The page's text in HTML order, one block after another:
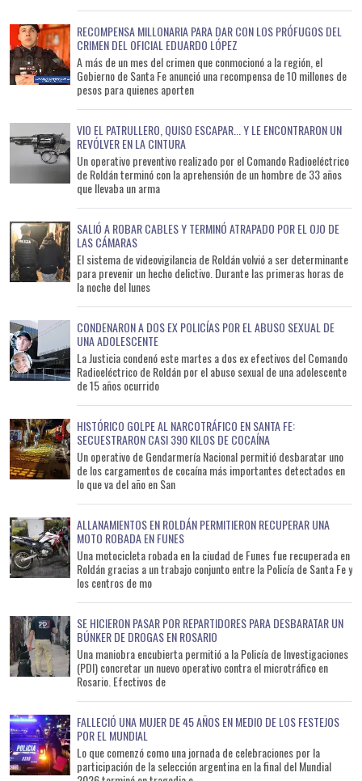
RECOMPENSA MILLONARIA PARA DAR CON LOS PRÓFUGOS DEL
CRIMEN DEL OFICIAL EDUARDO LÓPEZ
A más de un mes del crimen que conmocionó a la región, el
Gobierno de Santa Fe anunció una recompensa de 10 millones de
pesos para quienes aporten
VIO EL PATRULLERO, QUISO ESCAPAR... Y LE ENCONTRARON UN
REVÓLVER EN LA CINTURA
Un operativo preventivo realizado por el Comando Radioeléctrico
de Roldán terminó con la aprehensión de un hombre de 33 años
que llevaba un arma
SALIÓ A ROBAR CABLES Y TERMINÓ ATRAPADO POR EL OJO DE
LAS CÁMARAS
El sistema de videovigilancia de Roldán volvió a ser determinante
para prevenir un hecho delictivo. Durante las primeras horas de
la noche del lunes
CONDENARON A DOS EX POLICÍAS POR EL ABUSO SEXUAL DE
UNA ADOLESCENTE
La Justicia condenó este martes a dos ex efectivos del Comando
Radioeléctrico de Roldán por el abuso sexual de una adolescente
de 15 años ocurrido
HISTÓRICO GOLPE AL NARCOTRÁFICO EN SANTA FE:
SECUESTRARON CASI 390 KILOS DE COCAÍNA
Un operativo de Gendarmería Nacional permitió desbaratar uno
de los cargamentos de cocaína más importantes detectados en
lo que va del año en San
ALLANAMIENTOS EN ROLDÁN PERMITIERON RECUPERAR UNA
MOTO ROBADA EN FUNES
Una motocicleta robada en la ciudad de Funes fue recuperada en
Roldán gracias a un trabajo conjunto entre la Policía de Santa Fe y
los centros de mo
SE HICIERON PASAR POR REPARTIDORES PARA DESBARATAR UN
BÚNKER DE DROGAS EN ROSARIO
Una maniobra encubierta permitió a la Policía de Investigaciones
(PDI) concretar un nuevo operativo contra el microtráfico en
Rosario. Efectivos de
FALLECIÓ UNA MUJER DE 45 AÑOS EN MEDIO DE LOS FESTEJOS
POR EL MUNDIAL
Lo que comenzó como una jornada de celebraciones por la
participación de la selección argentina en la final del Mundial